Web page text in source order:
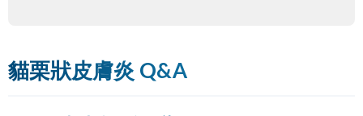
貓栗狀皮膚炎 Q&A